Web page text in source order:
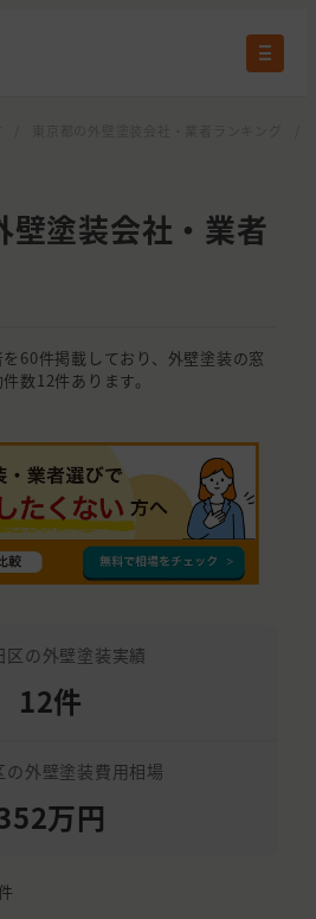
壁塗装会社・業者
60件掲載しており、外壁塗装の窓
数12件あります。
区の外壁塗装実績
12件
の外壁塗装費用相場
万円
件